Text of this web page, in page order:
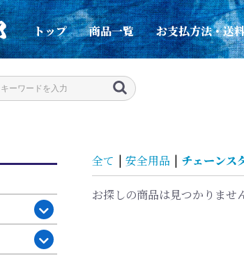
トップ 商品一覧 お支払方法・送
全て | 安全用品 | チェーンス
お探しの商品は見つかりませ